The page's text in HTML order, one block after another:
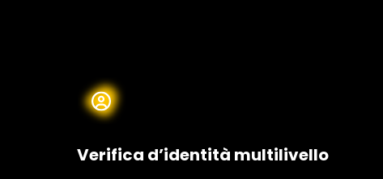
Verifica d’identità multilivello